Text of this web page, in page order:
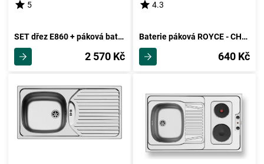
5
SET dřez E860 + páková baterie ROYCE-CHROM
2 570 Kč
4.3
Baterie páková ROYCE - CHROM
640 Kč